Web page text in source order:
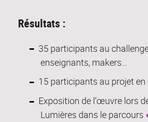
Résultats :
35 participants au
enseignants, makers…
15 participants au projet en
Exposition de l’œuvre lors
Lumières dans le parcours